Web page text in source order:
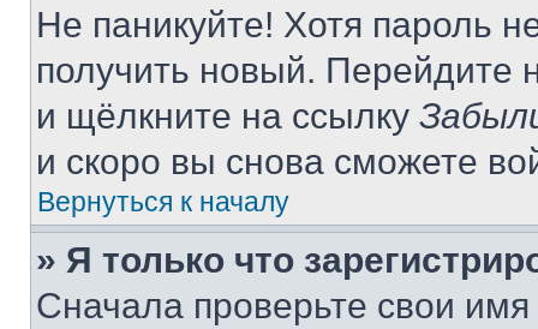
Не паникуйте! Хотя пароль
получить новый. Перейдите
и щёлкните на ссылку
и скоро вы снова сможете
Вернуться к началу
» Я только что
Сначала проверьте свои